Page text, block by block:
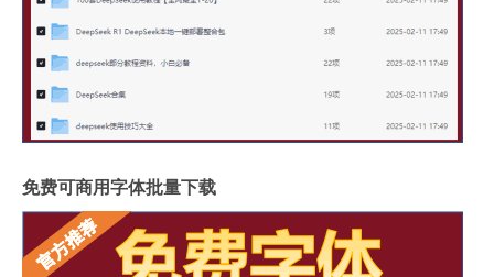
免费可商用字体批量下载